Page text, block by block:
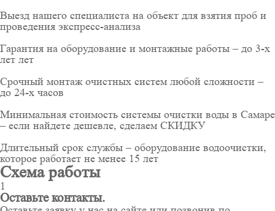
Выезд нашего специалиста на объект для взятия проб и
проведения экспресс-анализа
Гарантия на оборудование и монтажные работы – до 3-х
лет лет
Срочный монтаж очистных систем любой сложности –
до 24-х часов
Минимальная стоимость системы очистки воды в Самаре
– если найдете дешевле, сделаем СКИДКУ
Длительный срок службы – оборудование водоочистки,
которое работает не менее 15 лет
Схема работы
1
Оставьте контакты.